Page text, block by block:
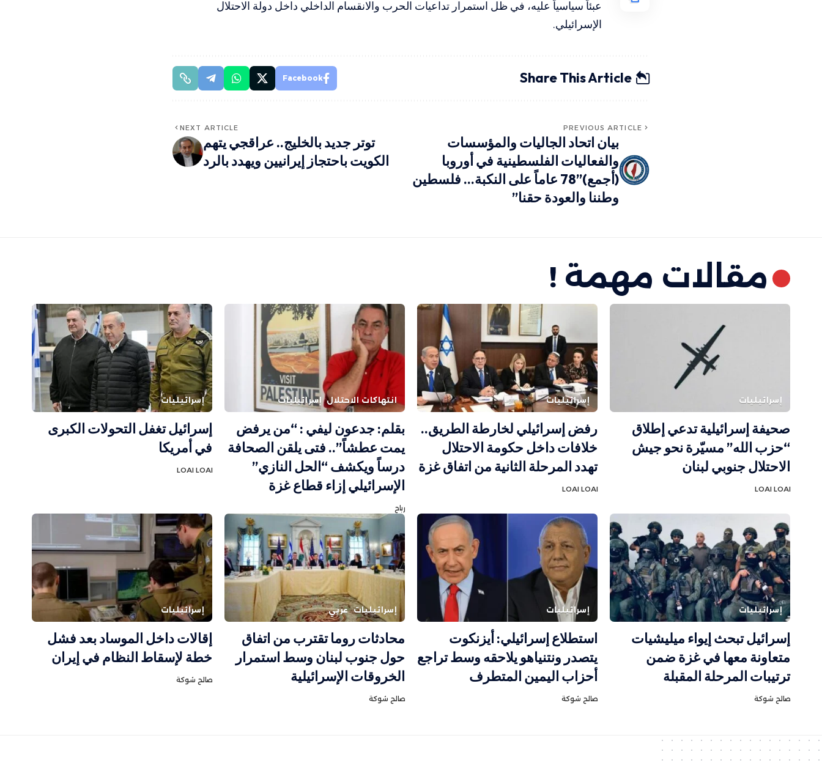
عبئاً سياسياً عليه، في ظل استمرار تداعيات الحرب والانقسام الداخلي داخل دولة الاحتلال
الإسرائيلي.
Share This Article
Facebook
PREVIOUS ARTICLE
بيان اتحاد الجاليات والمؤسسات
والفعاليات الفلسطينية في أوروبا
(أجمع)”78 عاماً على النكبة… فلسطين
وطننا والعودة حقنا”
NEXT ARTICLE
توتر جديد بالخليج.. عراقجي يتهم
الكويت باحتجاز إيرانيين ويهدد بالرد
مقالات مهمة !
إسرائيليات
صحيفة إسرائيلية تدعي إطلاق
“حزب الله” مسيّرة نحو جيش
الاحتلال جنوبي لبنان
LOAI LOAI
إسرائيليات
رفض إسرائيلي لخارطة الطريق..
خلافات داخل حكومة الاحتلال
تهدد المرحلة الثانية من اتفاق غزة
LOAI LOAI
انتهاكات الاحتلال إسرائيليات
بقلم: جدعون ليفي : “من يرفض
يمت عطشاً”.. فتى يلقن الصحافة
درساً ويكشف “الحل النازي”
الإسرائيلي إزاء قطاع غزة
رباح
إسرائيليات
إسرائيل تغفل التحولات الكبرى
في أمريكا
LOAI LOAI
إسرائيليات
إسرائيل تبحث إيواء ميليشيات
متعاونة معها في غزة ضمن
ترتيبات المرحلة المقبلة
صالح شوكة
إسرائيليات
استطلاع إسرائيلي: أيزنكوت
يتصدر ونتنياهو يلاحقه وسط تراجع
أحزاب اليمين المتطرف
صالح شوكة
إسرائيليات عربي
محادثات روما تقترب من اتفاق
حول جنوب لبنان وسط استمرار
الخروقات الإسرائيلية
صالح شوكة
إسرائيليات
إقالات داخل الموساد بعد فشل
خطة لإسقاط النظام في إيران
صالح شوكة